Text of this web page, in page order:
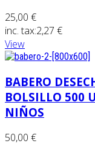
25,00 €
inc. tax:2,27 €
View
BABERO
BOLSILLO 500
NIÑOS
50,00 €